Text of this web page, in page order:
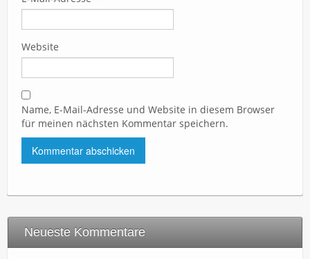
Website
Name, E-Mail-Adresse und Website in diesem Browser
für meinen nächsten Kommentar speichern.
Neueste Kommentare